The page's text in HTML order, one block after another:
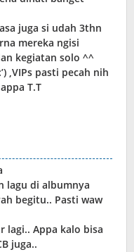
juga si udah 3thn
mereka ngisi
kegiatan solo ^^
,VIPs pasti pecah nih
T.T
lagu di albumnya
begitu.. Pasti waw
lagi.. Appa kalo bisa
juga..